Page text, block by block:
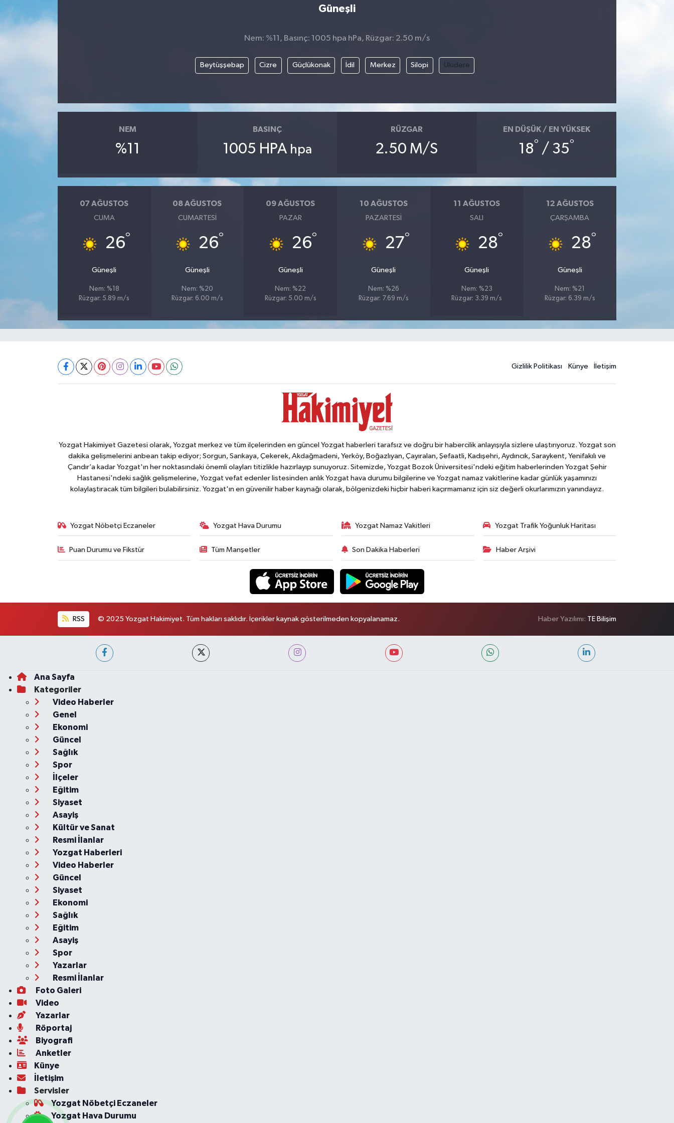
Güneşli
Nem: %11, Basınç: 1005 hpa hPa, Rüzgar: 2.50 m/s
Beytüşşebap Cizre Güçlükonak İdil Merkez Silopi Uludere
NEM
%11
BASINÇ
1005 HPA hpa
RÜZGAR
2.50 M/S
EN DÜŞÜK / EN YÜKSEK
18° / 35°
07 AĞUSTOS
CUMA
26°
Güneşli
Nem: %18
Rüzgar: 5.89 m/s
08 AĞUSTOS
CUMARTESI
26°
Güneşli
Nem: %20
Rüzgar: 6.00 m/s
09 AĞUSTOS
PAZAR
26°
Güneşli
Nem: %22
Rüzgar: 5.00 m/s
10 AĞUSTOS
PAZARTESI
27°
Güneşli
Nem: %26
Rüzgar: 7.69 m/s
11 AĞUSTOS
SALI
28°
Güneşli
Nem: %23
Rüzgar: 3.39 m/s
12 AĞUSTOS
ÇARŞAMBA
28°
Güneşli
Nem: %21
Rüzgar: 6.39 m/s
Gizlilik Politikası Künye İletişim
Yozgat Hakimiyet Gazetesi olarak, Yozgat merkez ve tüm ilçelerinden en güncel Yozgat haberleri tarafsız ve doğru bir habercilik anlayışıyla sizlere ulaştırıyoruz. Yozgat son
dakika gelişmelerini anbean takip ediyor; Sorgun, Sarıkaya, Çekerek, Akdağmadeni, Yerköy, Boğazlıyan, Çayıralan, Şefaatli, Kadışehri, Aydıncık, Saraykent, Yenifakılı ve
Çandır’a kadar Yozgat'ın her noktasındaki önemli olayları titizlikle hazırlayıp sunuyoruz. Sitemizde, Yozgat Bozok Üniversitesi'ndeki eğitim haberlerinden Yozgat Şehir
Hastanesi'ndeki sağlık gelişmelerine, Yozgat vefat edenler listesinden anlık Yozgat hava durumu bilgilerine ve Yozgat namaz vakitlerine kadar günlük yaşamınızı
kolaylaştıracak tüm bilgileri bulabilirsiniz. Yozgat'ın en güvenilir haber kaynağı olarak, bölgenizdeki hiçbir haberi kaçırmamanız için siz değerli okurlarımızın yanındayız.
Yozgat Nöbetçi Eczaneler Yozgat Hava Durumu Yozgat Namaz Vakitleri Yozgat Trafik Yoğunluk Haritası
Puan Durumu ve Fikstür Tüm Manşetler Son Dakika Haberleri Haber Arşivi
RSS © 2025 Yozgat Hakimiyet. Tüm hakları saklıdır. İçerikler kaynak gösterilmeden kopyalanamaz. Haber Yazılımı: TE Bilişim
Ana Sayfa
Kategoriler
Video Haberler
Genel
Ekonomi
Güncel
Sağlık
Spor
İlçeler
Eğitim
Siyaset
Asayiş
Kültür ve Sanat
Resmi İlanlar
Yozgat Haberleri
Video Haberler
Güncel
Siyaset
Ekonomi
Sağlık
Eğitim
Asayiş
Spor
Yazarlar
Resmi İlanlar
Foto Galeri
Video
Yazarlar
Röportaj
Biyografi
Anketler
Künye
İletişim
Servisler
Yozgat Nöbetçi Eczaneler
Yozgat Hava Durumu